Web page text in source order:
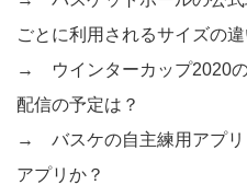
ごとに利用されるサイズの
→
ウインターカップ2020
配信の予定は？
→ バスケの自主練用アプ
アプリか？